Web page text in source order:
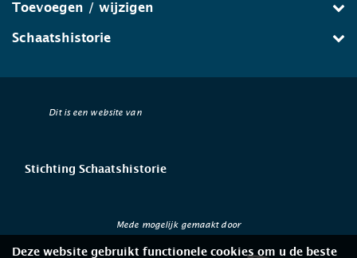
Toevoegen / wijzigen
Schaatshistorie
Dit is een website van
Stichting Schaatshistorie
Mede mogelijk gemaakt door
Deze website gebruikt functionele cookies om u de beste